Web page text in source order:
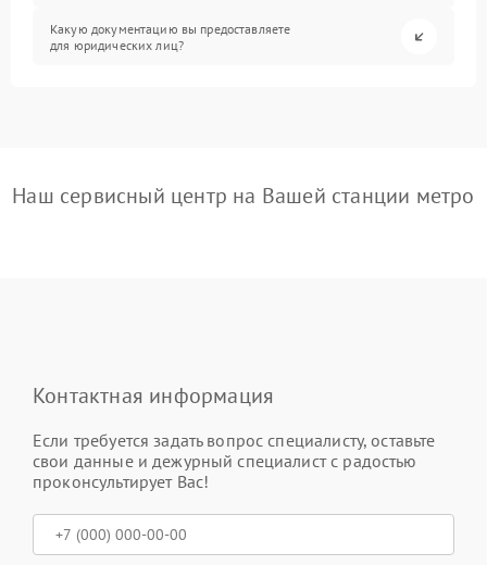
Какую документацию вы предоставляете
для юридических лиц?
Наш сервисный центр на Вашей станции метро
Контактная информация
Если требуется задать вопрос специалисту, оставьте
свои данные и дежурный специалист с радостью
проконсультирует Вас!